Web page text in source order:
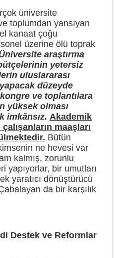
üniversite
toplumdan yansıyan
kanaat çoğu
üzerine ölü toprak
araştırma
yetersiz
uluslararası
düzeyde
ve toplantılara
yüksek olması
imkânsız. Akademik
maaşları
Bütün
ne hevesi var
kalmış, zorunlu
yapıyorlar, bir umutları
yaratıcı dönüştürücü
da bir karşılık
Destek ve Reformlar